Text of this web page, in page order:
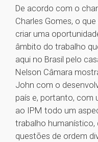
De acordo com o
Charles Gomes, o
criar uma
âmbito do trabalho
aqui no Brasil pelo
Nelson Câmara
John com o
país e, portanto, com
ao IPM todo um
trabalho
questões de ordem